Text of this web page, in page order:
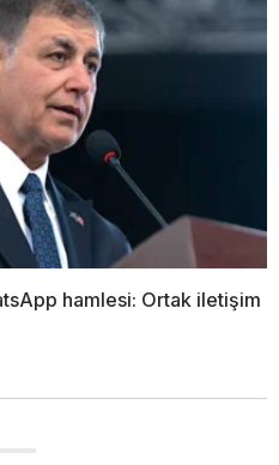
hamlesi: Ortak iletişim